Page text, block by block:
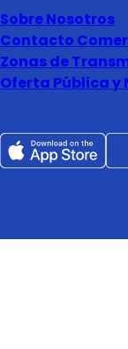
Sobre Nosotros
Contacto
Zonas de
Oferta Pública